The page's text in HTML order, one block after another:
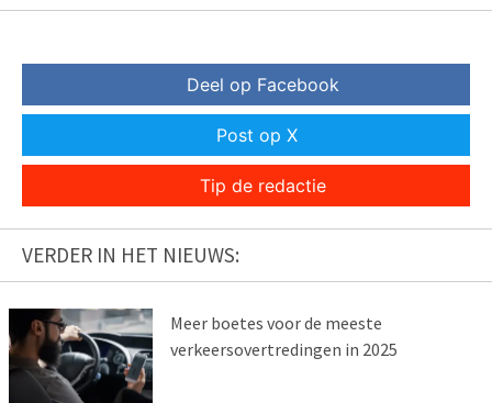
Deel op Facebook
Post op X
Tip de redactie
VERDER IN HET NIEUWS:
Meer boetes voor de meeste
verkeersovertredingen in 2025